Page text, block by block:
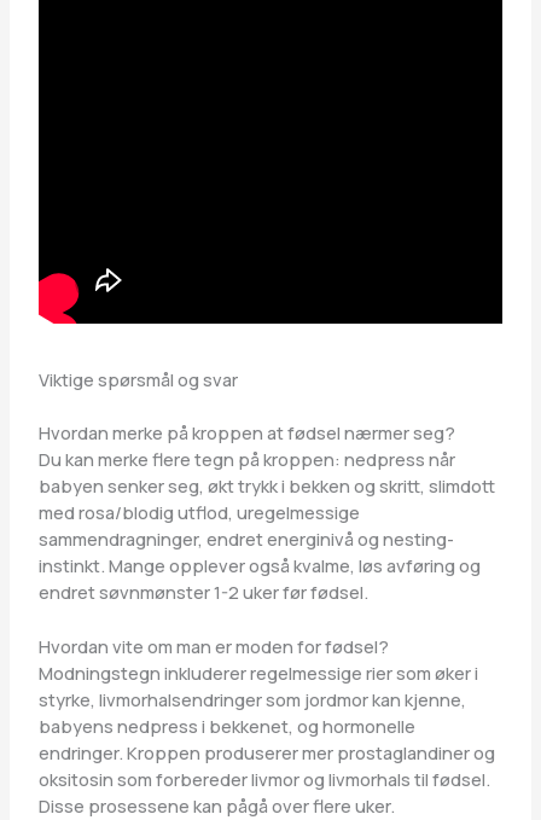
Viktige spørsmål og svar
Hvordan merke på kroppen at fødsel nærmer seg?
Du kan merke flere tegn på kroppen: nedpress når
babyen senker seg, økt trykk i bekken og skritt, slimdott
med rosa/blodig utflod, uregelmessige
sammendragninger, endret energinivå og nesting-
instinkt. Mange opplever også kvalme, løs avføring og
endret søvnmønster 1-2 uker før fødsel.
Hvordan vite om man er moden for fødsel?
Modningstegn inkluderer regelmessige rier som øker i
styrke, livmorhalsendringer som jordmor kan kjenne,
babyens nedpress i bekkenet, og hormonelle
endringer. Kroppen produserer mer prostaglandiner og
oksitosin som forbereder livmor og livmorhals til fødsel.
Disse prosessene kan pågå over flere uker.